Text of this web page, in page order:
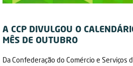
A CCP DIVULGOU O
MÊS DE OUTUBRO
Da Confederação do Comércio e Serviços